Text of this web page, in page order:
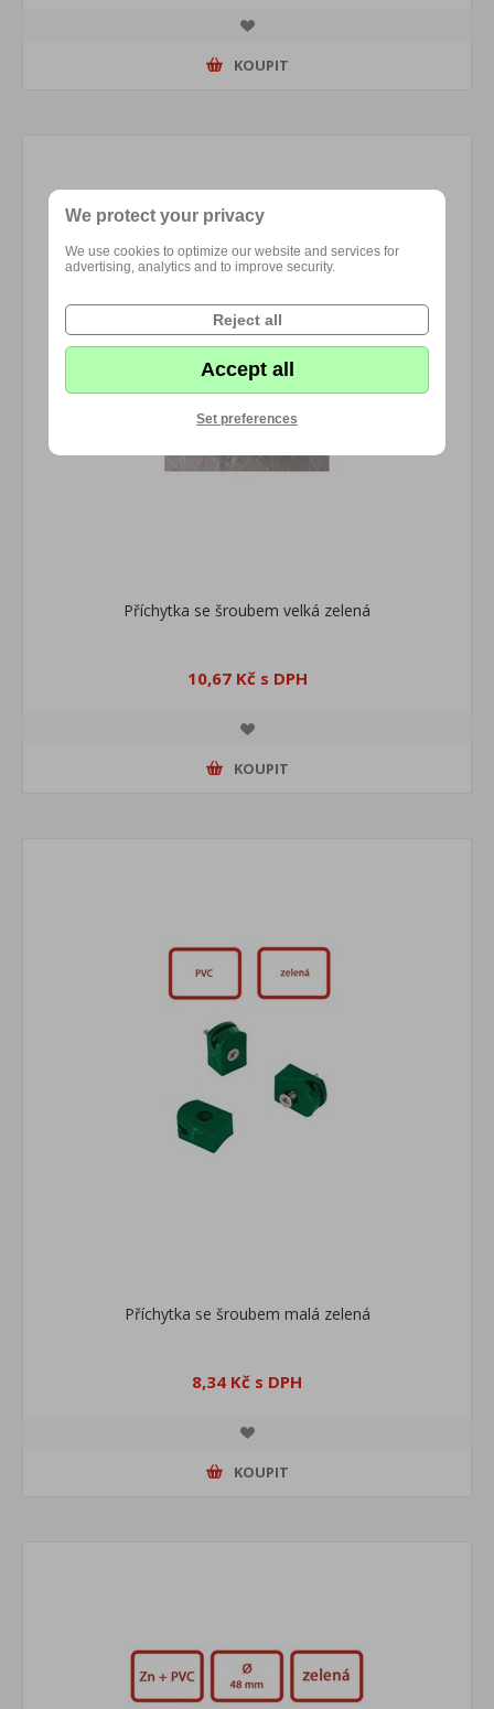
KOUPIT
Příchytka se šroubem velká zelená
10,67 Kč s DPH
KOUPIT
Příchytka se šroubem malá zelená
8,34 Kč s DPH
KOUPIT
We protect your privacy
We use cookies to optimize our website and services for
advertising, analytics and to improve security.
Reject all
Accept all
Set preferences